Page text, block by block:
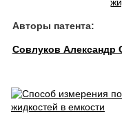
Авторы патента:
Совлуков Александр